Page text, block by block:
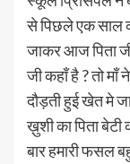
से पिछले एक साल
जाकर आज पिता
जी कहाँ है ? तो माँ
दौड़ती हुई खेत मे
ख़ुशी का पिता
बार हमारी फसल